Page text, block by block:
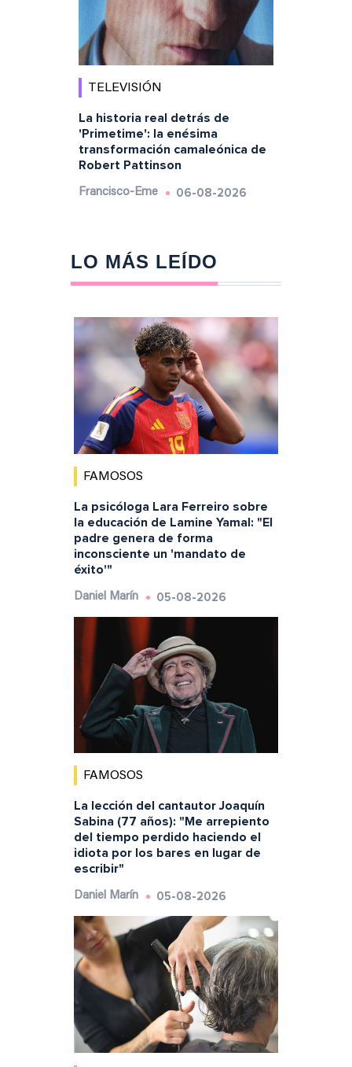
TELEVISIÓN
La historia real detrás de
'Primetime': la enésima
transformación camaleónica de
Robert Pattinson
Francisco-Eme 06-08-2026
LO MÁS LEÍDO
FAMOSOS
La psicóloga Lara Ferreiro sobre
la educación de Lamine Yamal: "El
padre genera de forma
inconsciente un 'mandato de
éxito'"
Daniel Marín 05-08-2026
FAMOSOS
La lección del cantautor Joaquín
Sabina (77 años): "Me arrepiento
del tiempo perdido haciendo el
idiota por los bares en lugar de
escribir"
Daniel Marín 05-08-2026